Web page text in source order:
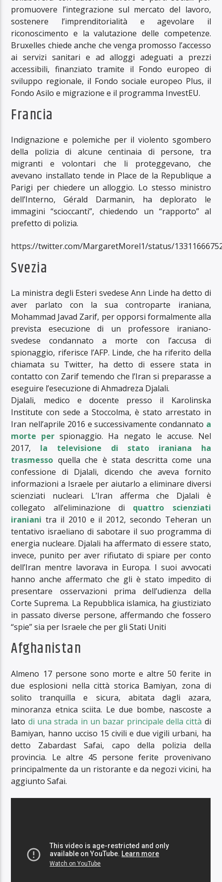
promuovere l’integrazione sul mercato del lavoro,
sostenere l’imprenditorialità e agevolare il
riconoscimento e la valutazione delle competenze.
Bruxelles chiede anche che venga promosso l’accesso
ai servizi sanitari e ad alloggi adeguati a prezzi
accessibili, finanziato tramite il Fondo europeo di
sviluppo regionale, il Fondo sociale europeo Plus, il
Fondo Asilo e migrazione e il programma InvestEU.
Francia
Indignazione e polemiche per il violento sgombero
della polizia di alcune centinaia di persone, tra
migranti e volontari che li proteggevano, che
avevano installato tende in Place de la Republique a
Parigi per chiedere un alloggio. Lo stesso ministro
dell’Interno, Gérald Darmanin, ha deplorato le
immagini “scioccanti”, chiedendo un “rapporto” al
prefetto di polizia.
https://twitter.com/MargaretMorel1/status/
Svezia
La ministra degli Esteri svedese Ann Linde ha detto di
aver parlato con la sua controparte iraniana,
Mohammad Javad Zarif, per opporsi formalmente alla
prevista esecuzione di un professore iraniano-
svedese condannato a morte con l’accusa di
spionaggio, riferisce l’AFP. Linde, che ha riferito della
chiamata su Twitter, ha detto di essere stata in
contatto con Zarif temendo che l’Iran si preparasse a
eseguire l’esecuzione di Ahmadreza Djalali.
Djalali, medico e docente presso il Karolinska
Institute con sede a Stoccolma, è stato arrestato in
Iran nell’aprile 2016 e successivamente condannato a
morte per spionaggio. Ha negato le accuse. Nel
2017, la televisione di stato iraniana ha
trasmesso quella che è stata descritta come una
confessione di Djalali, dicendo che aveva fornito
informazioni a Israele per aiutarlo a eliminare diversi
scienziati nucleari. L’Iran afferma che Djalali è
collegato all’eliminazione di quattro scienziati
iraniani tra il 2010 e il 2012, secondo Teheran un
tentativo israeliano di sabotare il suo programma di
energia nucleare. Djalali ha affermato di essere stato,
invece, punito per aver rifiutato di spiare per conto
dell’Iran mentre lavorava in Europa. I suoi avvocati
hanno anche affermato che gli è stato impedito di
presentare osservazioni prima dell’udienza della
Corte Suprema. La Repubblica islamica, ha giustiziato
in passato diverse persone, affermando che fossero
“spie” sia per Israele che per gli Stati Uniti
Afghanistan
Almeno 17 persone sono morte e altre 50 ferite in
due esplosioni nella città storica Bamiyan, zona di
solito tranquilla e sicura, abitata dagli azara,
minoranza etnica sciita. Le due bombe, nascoste a
lato di una strada in un bazar principale della città di
Bamiyan, hanno ucciso 15 civili e due vigili urbani, ha
detto Zabardast Safai, capo della polizia della
provincia. Le altre 45 persone ferite provenivano
principalmente da un ristorante e da negozi vicini, ha
aggiunto Safai.